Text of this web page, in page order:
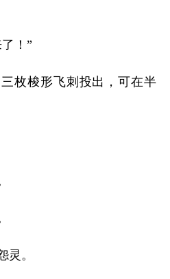
！”
枚梭形飞刺投出，可在半
灵。